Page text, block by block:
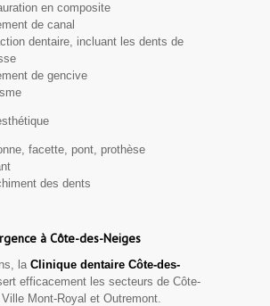
en composite
de canal
dentaire, incluant les dents de
de gencive
facette, pont, prothèse
des dents
à Côte-des-Neiges
la Clinique dentaire Côte-des-
efficacement les secteurs de Côte-
Mont-Royal et Outremont.